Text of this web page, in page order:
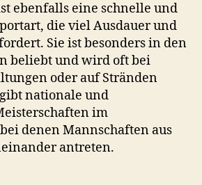
ebenfalls eine schnelle und
die viel Ausdauer und
Sie ist besonders in den
beliebt und wird oft bei
oder auf Stränden
nationale und
im
denen Mannschaften aus
antreten.